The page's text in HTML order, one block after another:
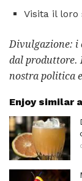
Visita il loro
Divulgazione: i
dal produttore.
nostra politica
Enjoy similar